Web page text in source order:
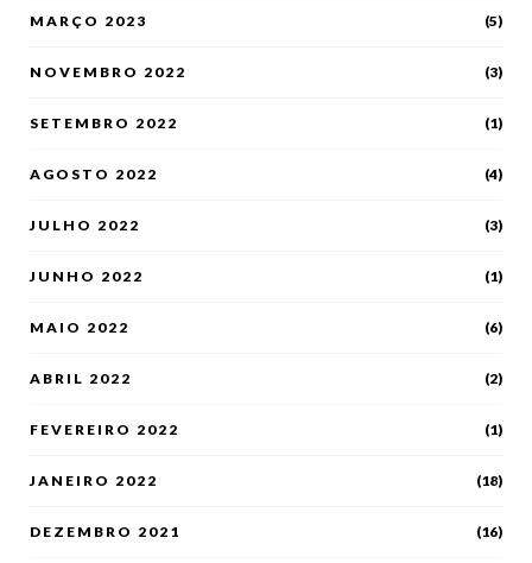
MARÇO 2023 (5)
NOVEMBRO 2022 (3)
SETEMBRO 2022 (1)
AGOSTO 2022 (4)
JULHO 2022 (3)
JUNHO 2022 (1)
MAIO 2022 (6)
ABRIL 2022 (2)
FEVEREIRO 2022 (1)
JANEIRO 2022 (18)
DEZEMBRO 2021 (16)